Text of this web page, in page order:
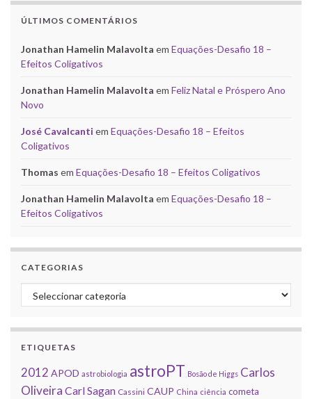
ÚLTIMOS COMENTÁRIOS
Jonathan Hamelin Malavolta em Equações-Desafio 18 –
Efeitos Coligativos
Jonathan Hamelin Malavolta em Feliz Natal e Próspero Ano
Novo
José Cavalcanti em Equações-Desafio 18 – Efeitos
Coligativos
Thomas em Equações-Desafio 18 – Efeitos Coligativos
Jonathan Hamelin Malavolta em Equações-Desafio 18 –
Efeitos Coligativos
CATEGORIAS
Categorias
ETIQUETAS
2012 APOD astrobiologia astroPT Bosão de Higgs Carlos
Oliveira Carl Sagan Cassini CAUP China ciência cometa